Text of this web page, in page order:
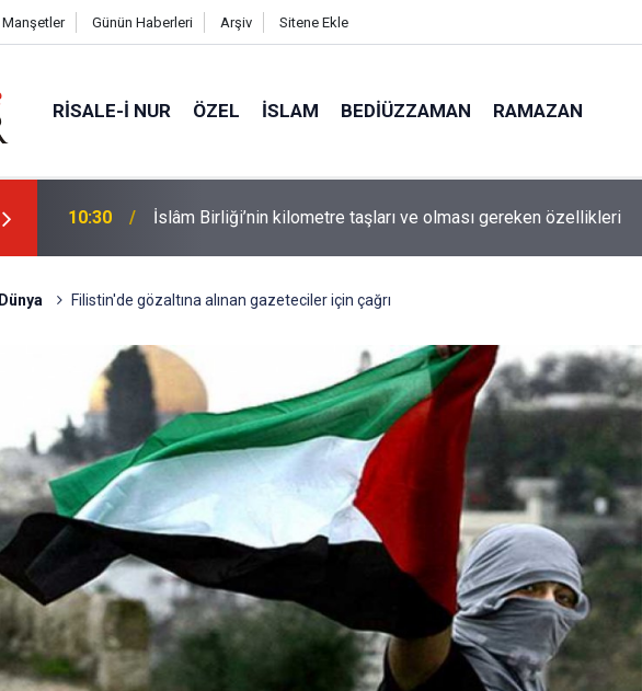
Manşetler Günün Haberleri Arşiv Sitene Ekle
RISALE-I NUR ÖZEL İSLAM BEDIÜZZAMAN RAMAZAN
10:30 İslâm Birliği’nin kilometre taşları ve olması gereken özellikleri
Dünya Filistin'de gözaltına alınan gazeteciler için çağrı